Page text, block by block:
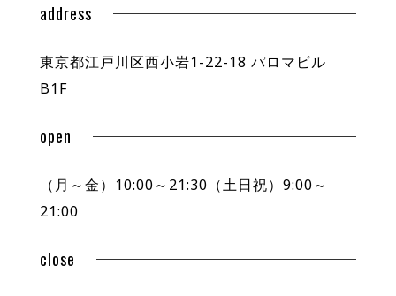
address
東京都江戸川区西小岩1-22-18 パロマビル
B1F
open
（月～金）10:00～21:30（土日祝）9:00～
21:00
close